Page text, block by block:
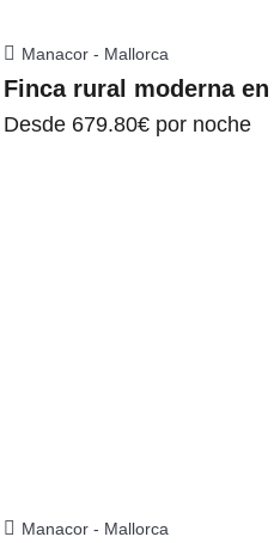
Manacor - Mallorca
Finca rural moderna
Desde 679.80€por noche
Manacor - Mallorca